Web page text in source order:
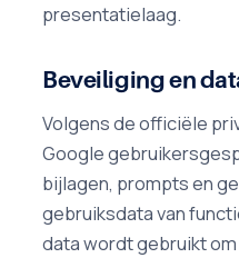
presentatielaag.
Beveiliging en
Volgens de officiële
Google
bijlagen, prompts en
gebruiksdata van
data wordt gebruikt